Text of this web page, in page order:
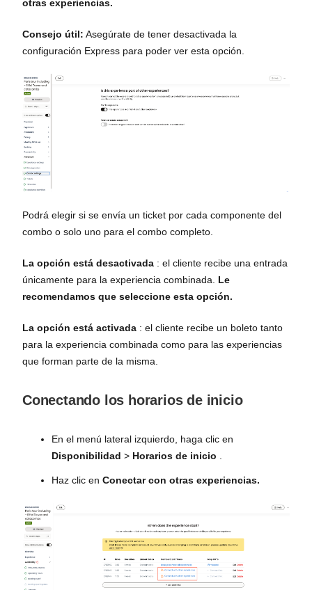
otras experiencias.
Consejo útil: Asegúrate de tener desactivada la
configuración Express para poder ver esta opción.
Podrá elegir si se envía un ticket por cada componente del
combo o solo uno para el combo completo.
La opción está desactivada : el cliente recibe una entrada
únicamente para la experiencia combinada. Le
recomendamos que seleccione esta opción.
La opción está activada : el cliente recibe un boleto tanto
para la experiencia combinada como para las experiencias
que forman parte de la misma.
Conectando los horarios de inicio
En el menú lateral izquierdo, haga clic en
Disponibilidad > Horarios de inicio .
Haz clic en Conectar con otras experiencias.